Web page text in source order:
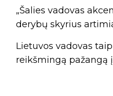
„Šalies vadovas
derybų skyrius
Lietuvos vadovas
reikšmingą pažangą